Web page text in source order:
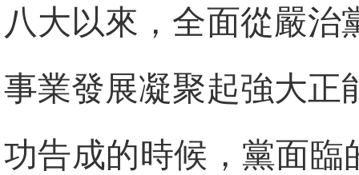
八大以來，全面從嚴治
事業發展凝聚起強大正
功告成的時候，黨面臨